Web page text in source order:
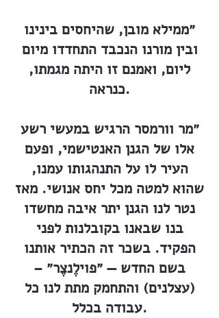
״ממילא מובן, שהיחסים בינינו
ובין מורנו הנכבד התחדדו מיום
ליום, ואמנם זו היתה מגמתו,
כנראה.
״מר וורמסר הרגיש במעשי רשע
אלו של הגנן האנטישמי, ופעם
העיר לו על התנהגותו עמנו,
שהוא למטה מכל יחס אנושי. מאז
נטר לנו הגנן יתר איבה מחשדו
בנו שבאנו בקובלנות לפני
הפקיד. בשכר זה הכתיר אותנו
בשם החדש — ״פוילֶנצֶר״ –
(עצלנים) והתחמק מתת לנו כל
עבודה בכלל.